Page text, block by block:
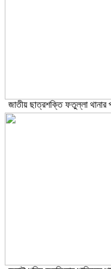
জাতীয় ছাত্রশক্তি ফতুল্লা থানার